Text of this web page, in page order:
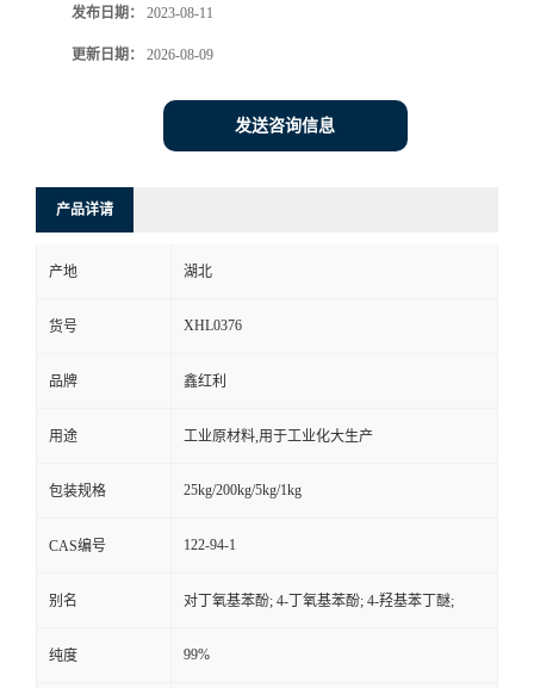
发布日期： 2023-08-11
更新日期： 2026-08-09
发送咨询信息
产品详请
产地 湖北
货号 XHL0376
品牌 鑫红利
用途 工业原材料,用于工业化大生产
包装规格 25kg/200kg/5kg/1kg
CAS编号 122-94-1
别名 对丁氧基苯酚; 4-丁氧基苯酚; 4-羟基苯丁醚;
纯度 99%